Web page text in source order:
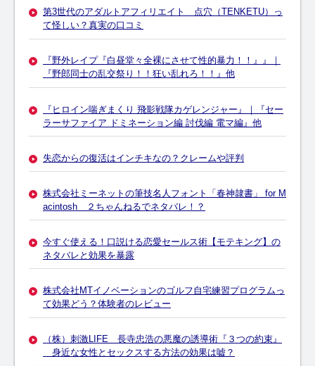
第3世代のアダルトアフィリエイト 点穴（TENKETU）っ
て怪しい？真実の口コミ
『野外レイプ『白昼堂々全裸にさせて性的暴力！！』』｜
『野郎同士の乱交祭り！！狂い乱れろ！！』他
『ヒロイン喘ぎまくり 飛影戦隊カゲレンジャー』｜『セー
ラーサファイア ドミネーション編 討伐編 電マ編』他
失恋からの復活はインチキなの？クレームや評判
株式会社ミーネットの筆技名人フォント「春神隷書」 for M
acintosh ２ちゃんねるでネタバレ！？
今すぐ使える！口説ける恋愛セールス術【モテキング】の
ネタバレと効果を暴露
株式会社MTイノベーションのゴルフ自宅練習プログラムっ
て効果どう？体験者のレビュー
（株）刺激LIFE 長寺忠浩の悪魔の誘導術『３つの約束』
身近な女性とセックスする方法の効果は嘘？